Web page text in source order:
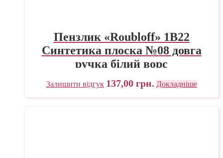
Пензлик «Roubloff» 1В22
Синтетика плоска №08 довга
ручка білий ворс
Залишити відгук 137,00 грн. Докладніше